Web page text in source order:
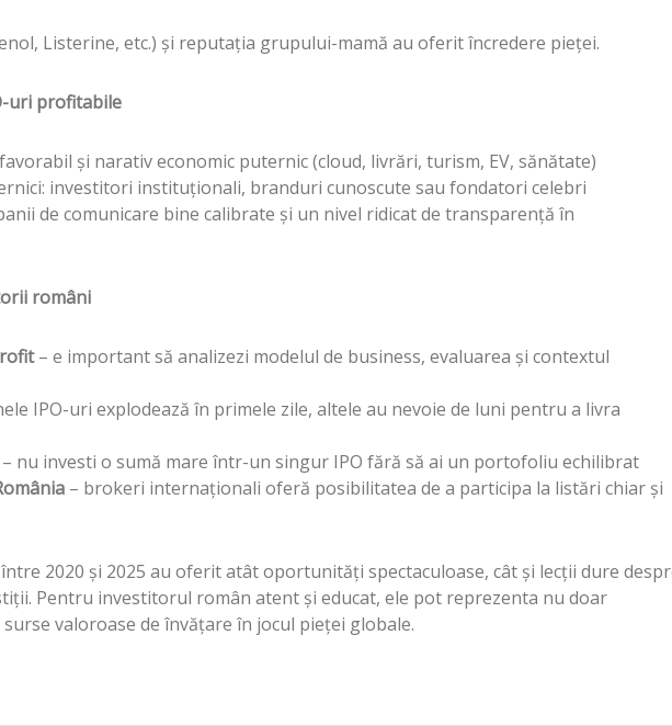
Listerine, etc.) și reputația grupului-mamă au oferit încredere pieței.
uri profitabile
și narativ economic puternic (cloud, livrări, turism, EV, sănătate)
investitori instituționali, branduri cunoscute sau fondatori celebri
de comunicare bine calibrate și un nivel ridicat de transparență în
români
– e important să analizezi modelul de business, evaluarea și contextul
IPO-uri explodează în primele zile, altele au nevoie de luni pentru a livra
– nu investi o sumă mare într-un singur IPO fără să ai un portofoliu echilibrat
– brokeri internaționali oferă posibilitatea de a participa la listări chiar și
între 2020 și 2025 au oferit atât oportunități spectaculoase, cât și lecții dure
Pentru investitorul român atent și educat, ele pot reprezenta nu doar
valoroase de învățare în jocul pieței globale.